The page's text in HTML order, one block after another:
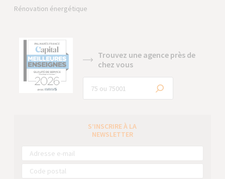
Rénovation énergétique
Trouvez une agence près de
chez vous
S’INSCRIRE À LA
NEWSLETTER